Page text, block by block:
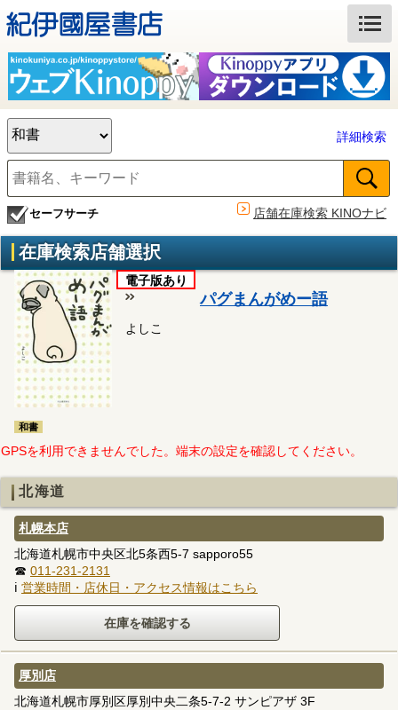
詳細検索
セーフサーチ 店舗在庫検索 KINOナビ
在庫検索店舗選択
和書
電子版あり
パグまんがめー語
よしこ
GPSを利用できませんでした。端末の設定を確認してください。
北海道
札幌本店
北海道札幌市中央区北5条西5-7 sapporo55
☎ 011-231-2131
ℹ 営業時間・店休日・アクセス情報はこちら
厚別店
北海道札幌市厚別区厚別中央二条5-7-2 サンピアザ 3F